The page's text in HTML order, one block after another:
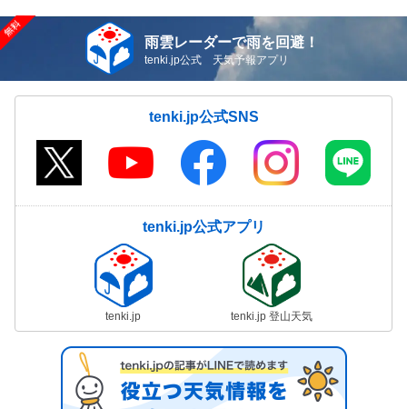
雨雲レーダーで雨を回避！
tenki.jp公式 天気予報アプリ
tenki.jp公式SNS
tenki.jp公式アプリ
tenki.jp tenki.jp 登山天気